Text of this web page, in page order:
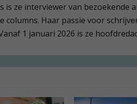
is ze interviewer van bezoekende
columns. Haar passie voor
1 januari 2026 is ze